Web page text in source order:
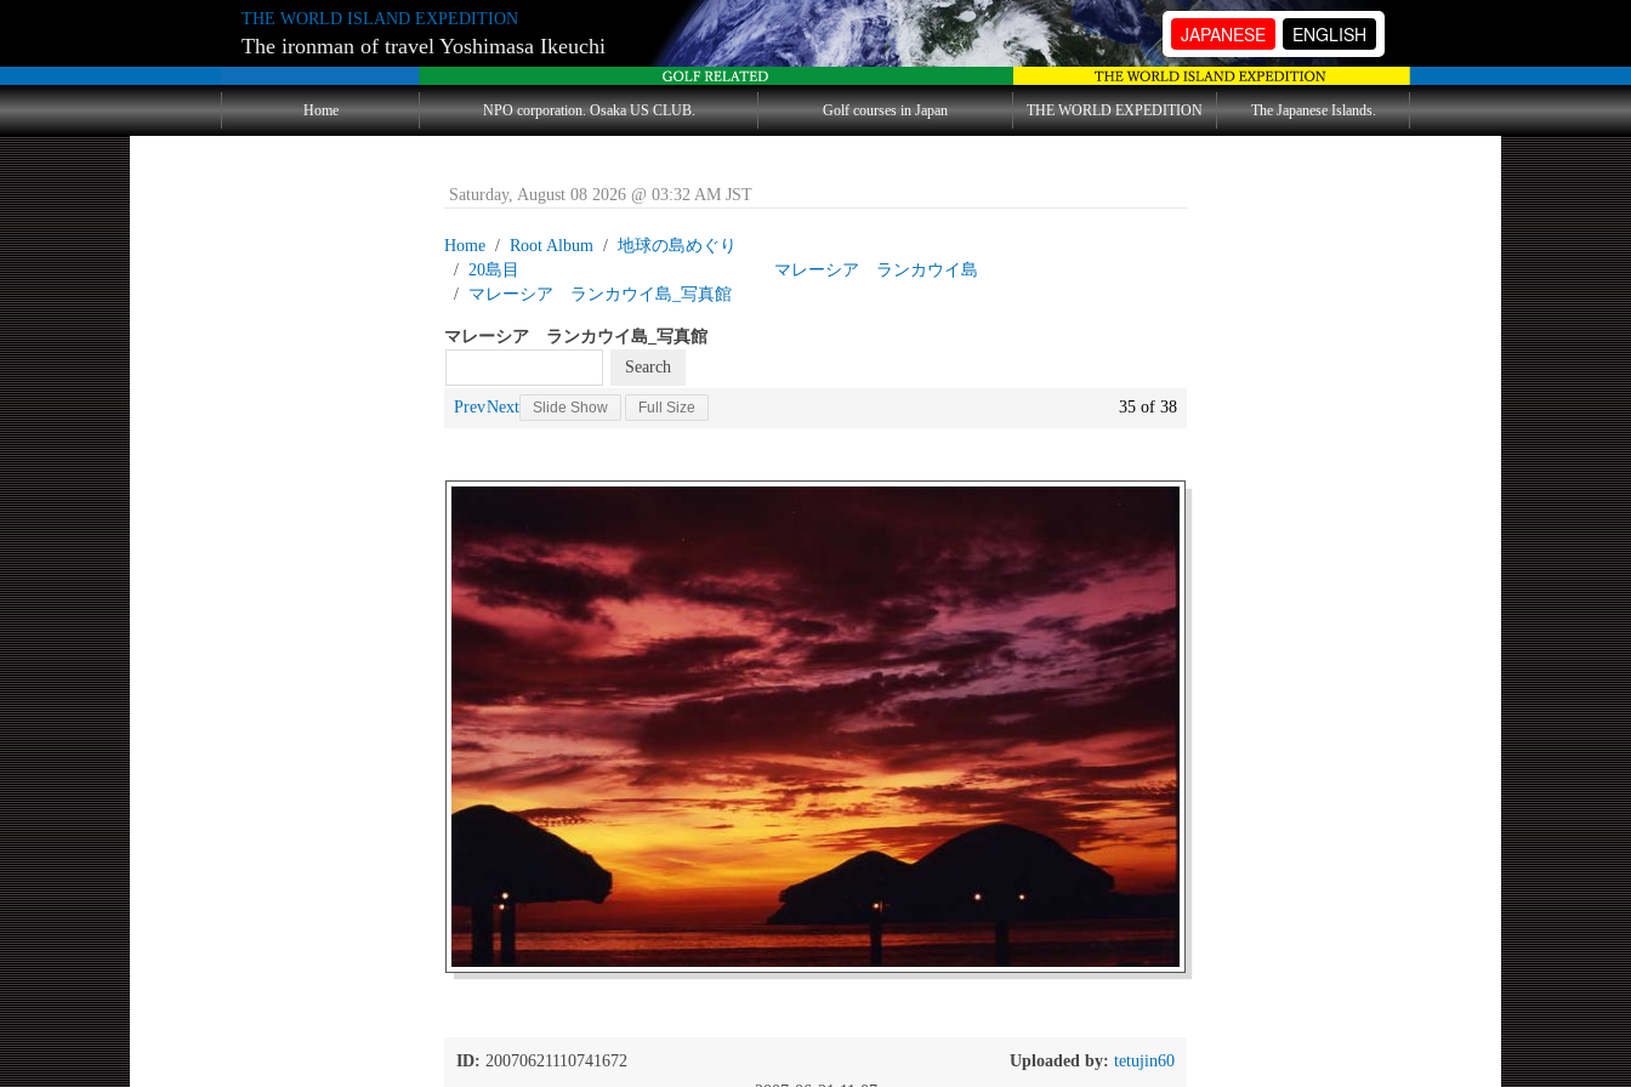
THE WORLD ISLAND EXPEDITION
The ironman of travel Yoshimasa Ikeuchi JAPANESE ENGLISH
Home NPO corporation. Osaka US CLUB. Golf courses in Japan THE WORLD EXPEDITION The Japanese Islands.
Saturday, August 08 2026 @ 03:32 AM JST
Home Root Album
地球の島めぐり
20島目 マレーシア ランカウイ島
マレーシア ランカウイ島_写真館
マレーシア ランカウイ島_写真館
PrevNext Slide Show Full Size 35 of 38
ID: 20070621110741672 Uploaded by: tetujin60